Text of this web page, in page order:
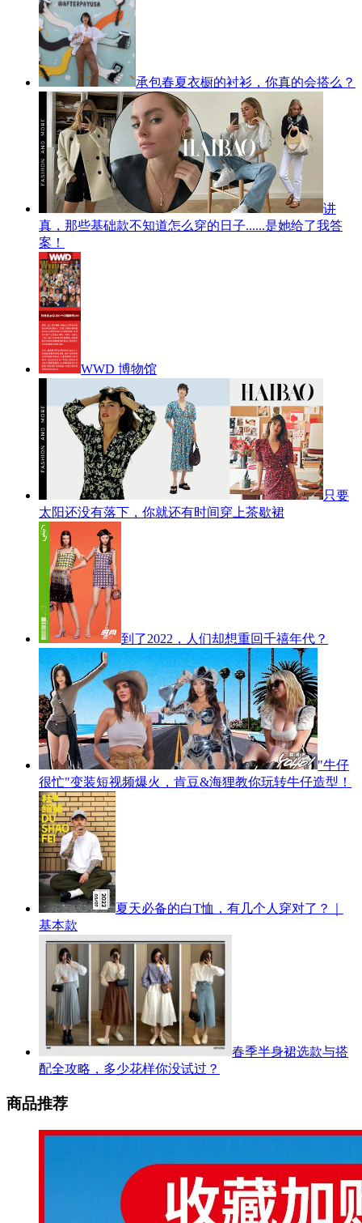
承包春夏衣橱的衬衫，你真的会搭么？
讲
真，那些基础款不知道怎么穿的日子......是她给了我答
案！
WWD 博物馆
只要
太阳还没有落下，你就还有时间穿上茶歇裙
到了2022，人们却想重回千禧年代？
"牛仔
很忙"变装短视频爆火，肯豆&海狸教你玩转牛仔造型！
夏天必备的白T恤，有几个人穿对了？｜
基本款
春季半身裙选款与搭
配全攻略，多少花样你没试过？
商品推荐